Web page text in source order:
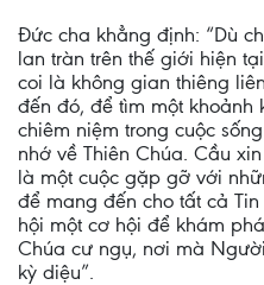
Ðức cha khẳng định: “Dù
lan tràn trên thế giới hiện
coi là không gian thiêng
đến đó, để tìm một
chiêm niệm trong cuộc
nhớ về Thiên Chúa. Cầu
là một cuộc gặp gỡ với
để mang đến cho tất cả
hội một cơ hội để khám
Chúa cư ngụ, nơi mà
kỳ diệu”.